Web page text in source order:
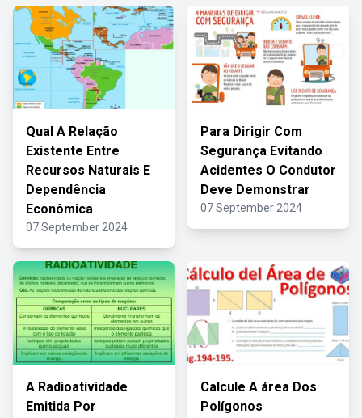
Qual A Relação
Existente Entre
Recursos Naturais E
Dependência
Econômica
07 September 2024
Para Dirigir Com
Segurança Evitando
Acidentes O Condutor
Deve Demonstrar
07 September 2024
A Radioatividade
Emitida Por
Calcule A área Dos
Polígonos